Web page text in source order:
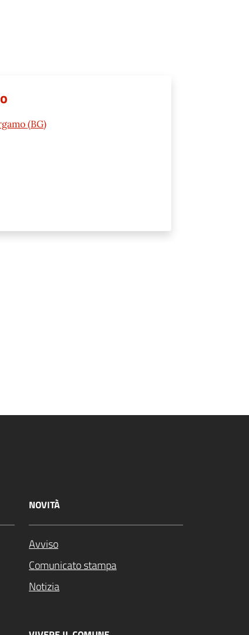
(BG)
NOVITÀ
Avviso
Comunicato stampa
Notizia